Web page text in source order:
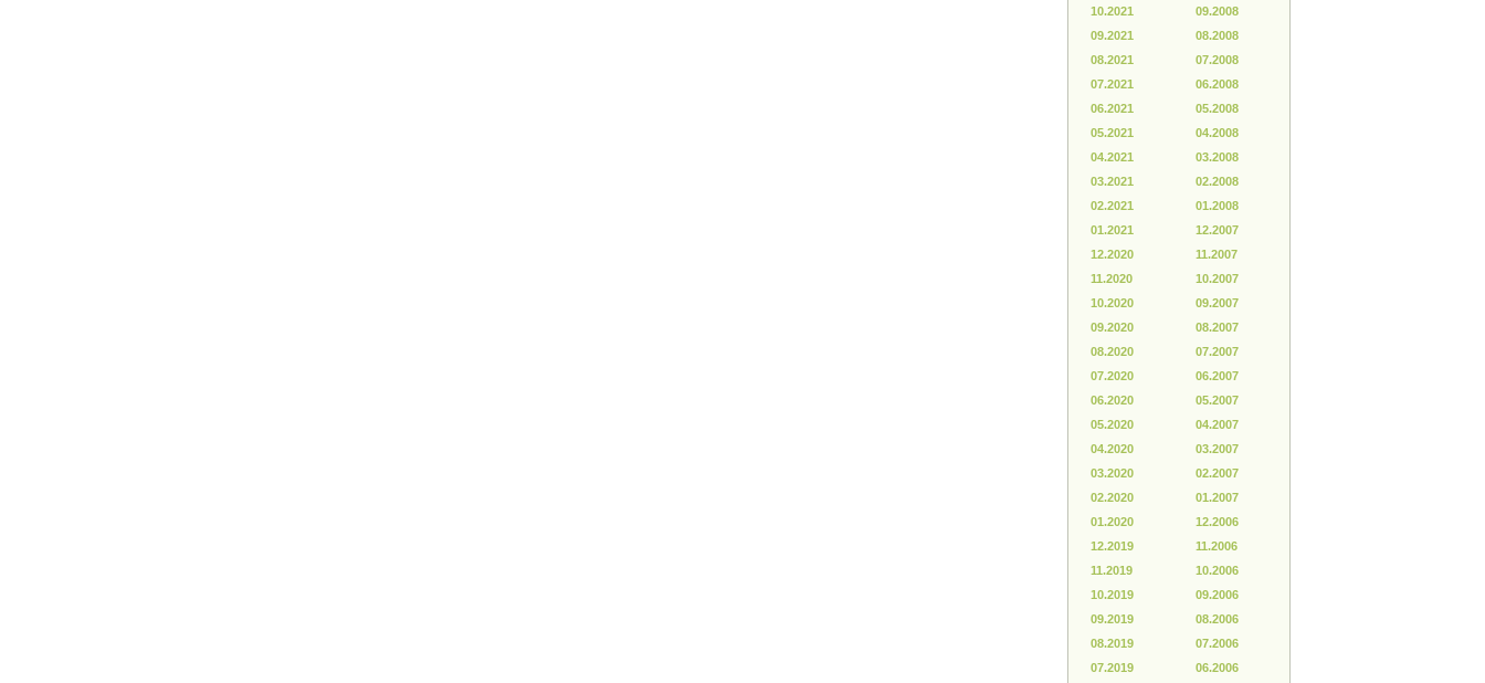
10.2021
09.2021
08.2021
07.2021
06.2021
05.2021
04.2021
03.2021
02.2021
01.2021
12.2020
11.2020
10.2020
09.2020
08.2020
07.2020
06.2020
05.2020
04.2020
03.2020
02.2020
01.2020
12.2019
11.2019
10.2019
09.2019
08.2019
07.2019
09.2008
08.2008
07.2008
06.2008
05.2008
04.2008
03.2008
02.2008
01.2008
12.2007
11.2007
10.2007
09.2007
08.2007
07.2007
06.2007
05.2007
04.2007
03.2007
02.2007
01.2007
12.2006
11.2006
10.2006
09.2006
08.2006
07.2006
06.2006